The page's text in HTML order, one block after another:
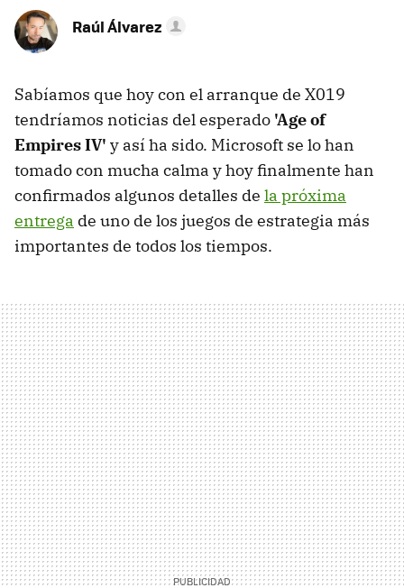
Raúl Álvarez
Sabíamos que hoy con el arranque de X019
tendríamos noticias del esperado 'Age of
Empires IV' y así ha sido. Microsoft se lo han
tomado con mucha calma y hoy finalmente han
confirmados algunos detalles de la próxima
entrega de uno de los juegos de estrategia más
importantes de todos los tiempos.